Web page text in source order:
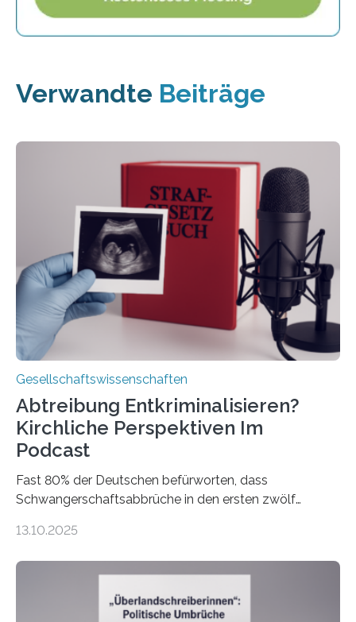
Verwandte Beiträge
Gesellschaftswissenschaften
Abtreibung Entkriminalisieren?
Kirchliche Perspektiven Im
Podcast
Fast 80% der Deutschen befürworten, dass
Schwangerschaftsabbrüche in den ersten zwölf
doch bleibt das Thema hoch emotional und politisch
einer gesellschaftlichen Spaltung des Landes, und
2025 sorgt der Fall Brosius-Gersdorf für
Schlagzeilen.Das Sozialwissenschaftliche Institut der
13.10.2025